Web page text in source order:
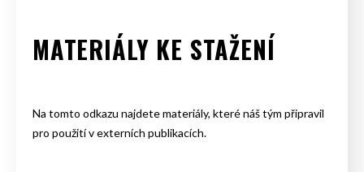
MATERIÁLY KE STAŽENÍ
Na tomto odkazu najdete materiály, které náš tým připravil
pro použití v externích publikacích.